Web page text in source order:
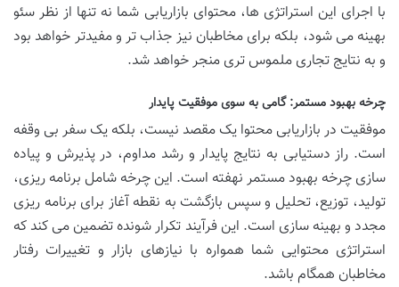
با اجرای این استراتژی ها، محتوای بازاریابی شما نه تنها از نظر سئو
بهینه می شود، بلکه برای مخاطبان نیز جذاب تر و مفیدتر خواهد بود
و به نتایج تجاری ملموس تری منجر خواهد شد.
چرخه بهبود مستمر: گامی به سوی موفقیت پایدار
موفقیت در بازاریابی محتوا یک مقصد نیست، بلکه یک سفر بی وقفه
است. راز دستیابی به نتایج پایدار و رشد مداوم، در پذیرش و پیاده
سازی چرخه بهبود مستمر نهفته است. این چرخه شامل برنامه ریزی،
تولید، توزیع، تحلیل و سپس بازگشت به نقطه آغاز برای برنامه ریزی
مجدد و بهینه سازی است. این فرآیند تکرار شونده تضمین می کند که
استراتژی محتوایی شما همواره با نیازهای بازار و تغییرات رفتار
مخاطبان همگام باشد.